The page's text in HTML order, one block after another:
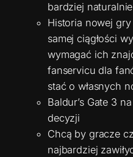
bardziej
Historia nowej
samej ciągłości
wymagać ich
fanservicu dla
stać o własnych
Baldur’s Gate 3
decyzji
Chcą by gracze
najbardziej